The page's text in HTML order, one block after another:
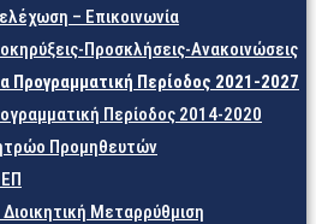
– Επικοινωνία
Προσκλήσεις-Ανακοινώσεις
Προγραμματική Περίοδος 2021-2027
Περίοδος 2014-2020
Προμηθευτών
Μεταρρύθμιση